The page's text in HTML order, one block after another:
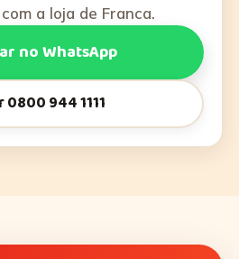
a loja de Franca.
no WhatsApp
0800 944 1111